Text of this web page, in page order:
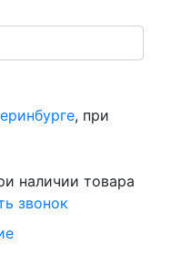
, при
наличии товара
звонок